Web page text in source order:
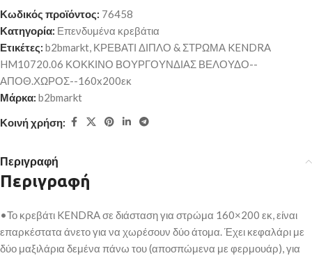
Κωδικός προϊόντος: 76458
Κατηγορία: Επενδυμένα κρεβάτια
Ετικέτες: b2bmarkt, ΚΡΕΒΑΤΙ ΔΙΠΛΟ & ΣΤΡΩΜΑ KENDRA
HM10720.06 ΚΟΚΚΙΝΟ ΒΟΥΡΓΟΥΝΔΙΑΣ ΒΕΛΟΥΔΟ--
ΑΠΟΘ.ΧΩΡΟΣ--160x200εκ
Μάρκα: b2bmarkt
Κοινή χρήση:
Περιγραφή
Περιγραφή
•Το κρεβάτι KENDRA σε διάσταση για στρώμα 160×200 εκ, είναι
επαρκέστατα άνετο για να χωρέσουν δύο άτομα. Έχει κεφαλάρι με
δύο μαξιλάρια δεμένα πάνω του (αποσπώμενα με φερμουάρ), για